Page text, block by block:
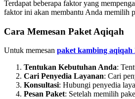
Terdapat beberapa faktor yang
faktor ini akan membantu Anda memilih
Cara Memesan Paket Aqiqah
Untuk memesan paket kambing aqiqah
Tentukan Kebutuhan Anda:
Cari Penyedia Layanan: Cari
Konsultasi: Hubungi penyedia
Pesan Paket: Setelah memilih